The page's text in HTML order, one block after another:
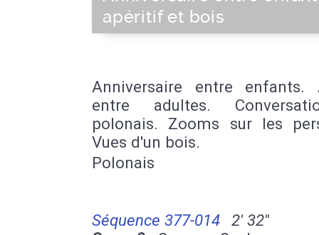
apéritif et bois
Anniversaire entre enfants.
entre adultes.
polonais. Zooms sur les
Vues d'un bois.
Polonais
Séquence 377-014
2' 32''